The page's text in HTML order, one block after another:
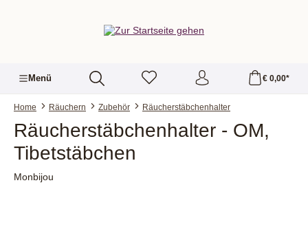
Menü € 0,00*
Home Räuchern Zubehör Räucherstäbchenhalter
Räucherstäbchenhalter - OM,
Tibetstäbchen
Monbijou